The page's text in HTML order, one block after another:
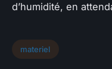
d’humidité, en
materiel